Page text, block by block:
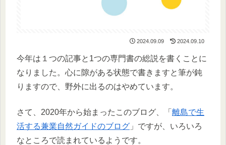
2024.09.09 2024.09.10
今年は１つの記事と1つの専門書の総説を書くことに
なりました。心に隙がある状態で書きますと筆が鈍
りますので、野外に出るのはやめています。
さて、2020年から始まったこのブログ、「 離島で生
活する兼業自然ガイドのブログ 」ですが、いろいろ
なところで読まれているようです。